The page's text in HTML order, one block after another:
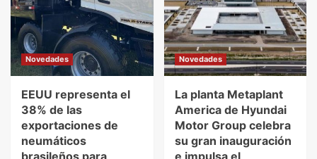
Novedades
EEUU representa el
38% de las
exportaciones de
neumáticos
brasileños para
Novedades
La planta Metaplant
America de Hyundai
Motor Group celebra
su gran inauguración
e impulsa el